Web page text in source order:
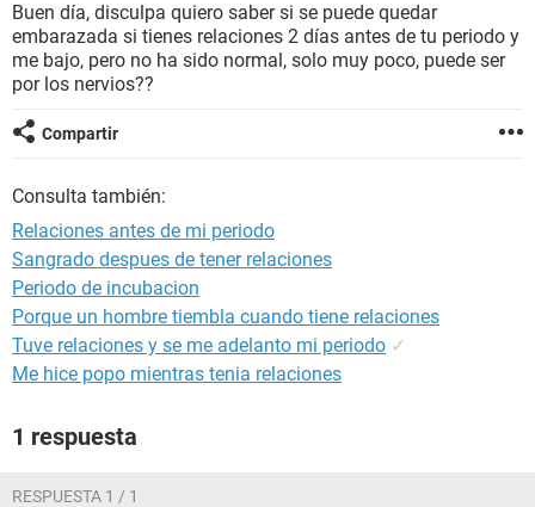
BIENESTAR
SEXUALIDAD
GLOSARIO
Buen día, disculpa quiero saber si se puede quedar
embarazada si tienes relaciones 2 días antes de tu periodo y
me bajo, pero no ha sido normal, solo muy poco, puede ser
por los nervios??
Compartir
Consulta también:
Relaciones antes de mi periodo
Sangrado despues de tener relaciones
Periodo de incubacion
Porque un hombre tiembla cuando tiene relaciones
Tuve relaciones y se me adelanto mi periodo ✓
Me hice popo mientras tenia relaciones
1 respuesta
RESPUESTA 1 / 1